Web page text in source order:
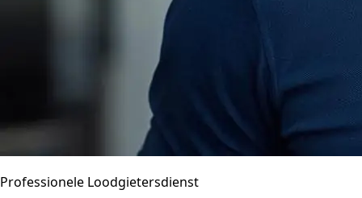
Professionele Loodgietersdienst